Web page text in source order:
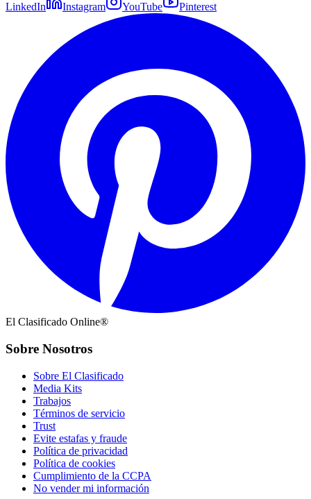
LinkedIn Instagram YouTube Pinterest
El Clasificado Online®
Sobre Nosotros
Sobre El Clasificado
Media Kits
Trabajos
Términos de servicio
Trust
Evite estafas y fraude
Política de privacidad
Política de cookies
Cumplimiento de la CCPA
No vender mi información